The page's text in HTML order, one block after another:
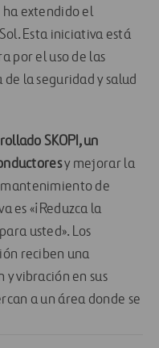
ha extendido el
Esta iniciativa está
por el uso de las
la seguridad y salud
SKOPI, un
y mejorar la
de
es «¡Reduzca la
usted». Los
reciben una
vibración en sus
a un área donde se